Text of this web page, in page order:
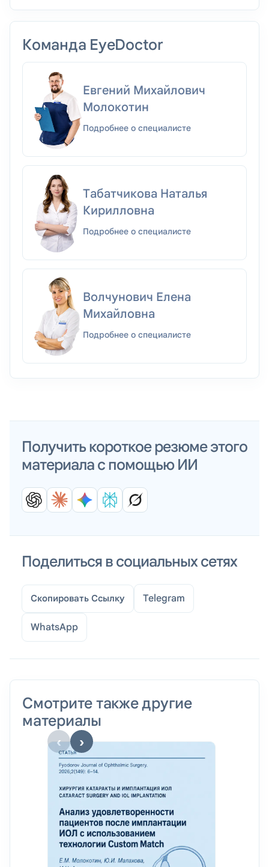
Команда EyeDoctor
Евгений Михайлович
Молокотин
Подробнее о специалисте
Табатчикова Наталья
Кирилловна
Подробнее о специалисте
Волчунович Елена
Михайловна
Подробнее о специалисте
Получить короткое резюме этого
материала с помощью ИИ
Поделиться в социальных сетях
Скопировать Ссылку Telegram
WhatsApp
Смотрите также другие
материалы
‹
›